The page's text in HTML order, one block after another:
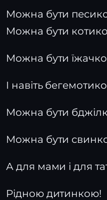
Можна бути
Можна бути
Можна бути
І навіть
Можна бути
Можна бути
А для мами і для
Рідною дитинкою!